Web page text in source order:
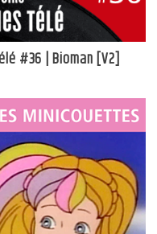
#36 | Bioman [V2]